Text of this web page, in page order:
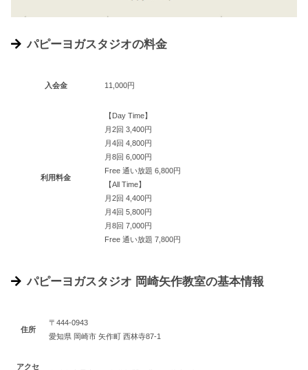
パピーヨガスタジオの料金
入会金 11,000円
利用料金
【Day Time】
月2回 3,400円
月4回 4,800円
月8回 6,000円
Free 通い放題 6,800円
【All Time】
月2回 4,400円
月4回 5,800円
月8回 7,000円
Free 通い放題 7,800円
パピーヨガスタジオ 岡崎矢作教室の基本情報
住所
〒444-0943
愛知県 岡崎市 矢作町 西林寺87-1
アクセ